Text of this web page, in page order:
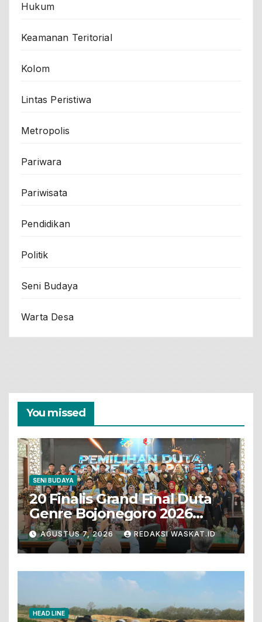
Hukum
Keamanan Teritorial
Kolom
Lintas Peristiwa
Metropolis
Pariwara
Pariwisata
Pendidikan
Politik
Seni Budaya
Warta Desa
You missed
SENI BUDAYA
20 Finalis Grand Final Duta
Genre Bojonegoro 2026
Tunjukkan Bakat Terbaik
AGUSTUS 7, 2026 REDAKSI WASKAT.ID
HEAD LINE